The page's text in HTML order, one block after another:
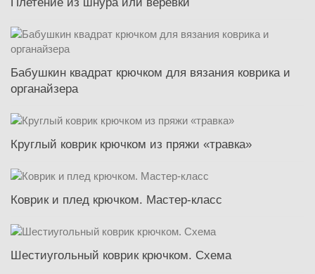
Бабушкин квадрат крючком для вязания коврика и
органайзера
Круглый коврик крючком из пряжи «травка»
Коврик и плед крючком. Мастер-класс
Шестиугольный коврик крючком. Схема